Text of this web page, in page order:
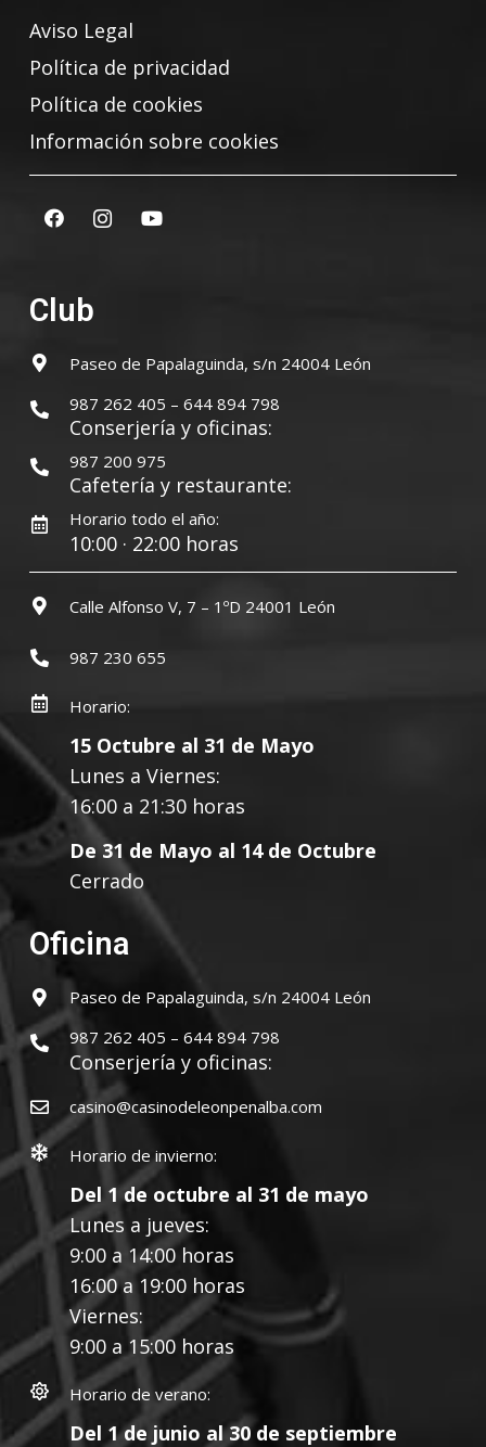
Aviso Legal
Política de privacidad
Política de cookies
Información sobre cookies
Club
Paseo de Papalaguinda, s/n 24004 León
987 262 405 – 644 894 798
Conserjería y oficinas:
987 200 975
Cafetería y restaurante:
Horario todo el año:
10:00 · 22:00 horas
Calle Alfonso V, 7 – 1ºD 24001 León
987 230 655
Horario:
15 Octubre al 31 de Mayo
Lunes a Viernes:
16:00 a 21:30 horas
De 31 de Mayo al 14 de Octubre
Cerrado
Oficina
Paseo de Papalaguinda, s/n 24004 León
987 262 405 – 644 894 798
Conserjería y oficinas:
casino@casinodeleonpenalba.com
Horario de invierno:
Del 1 de octubre al 31 de mayo
Lunes a jueves:
9:00 a 14:00 horas
16:00 a 19:00 horas
Viernes:
9:00 a 15:00 horas
Horario de verano:
Del 1 de junio al 30 de septiembre